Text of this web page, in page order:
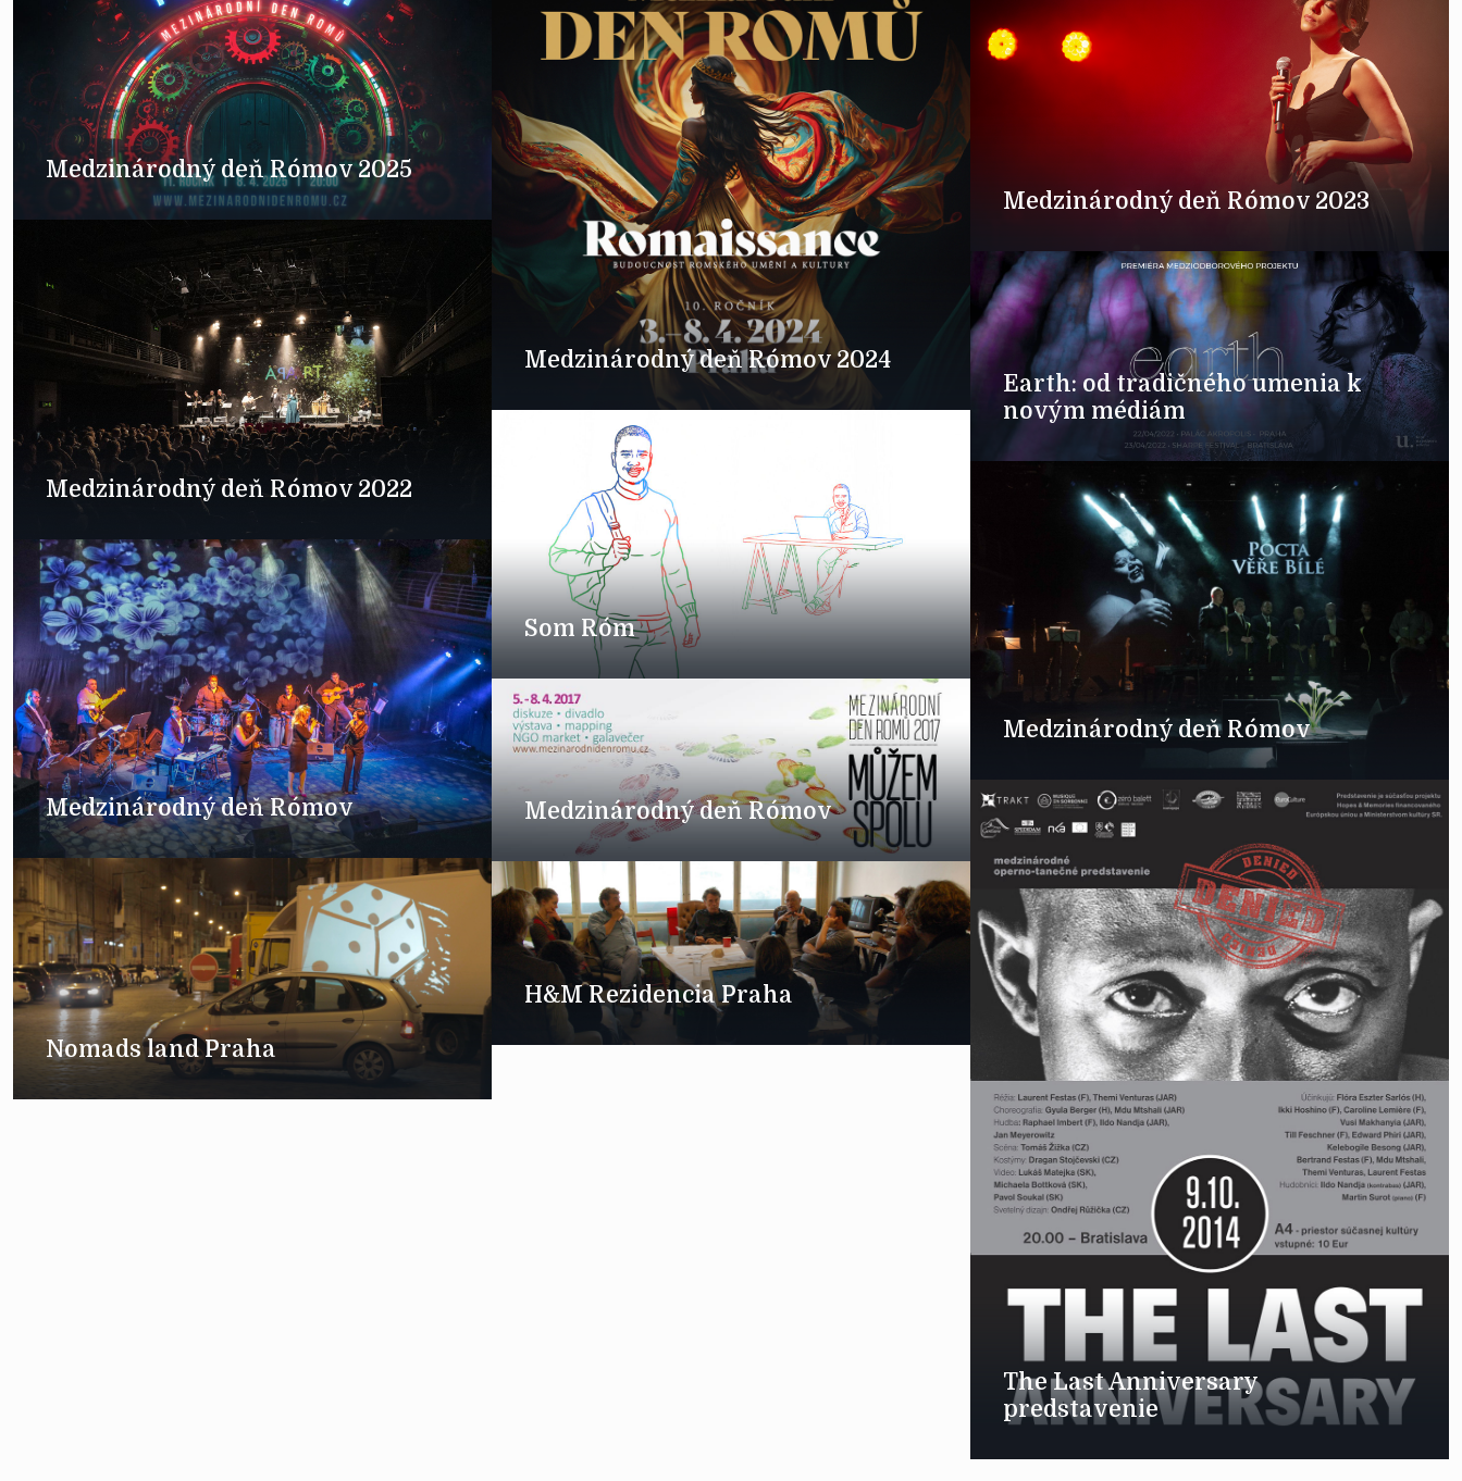
Medzinárodný deň Rómov 2025
Medzinárodný deň Rómov 2024
Medzinárodný deň Rómov 2023
Medzinárodný deň Rómov 2022
Earth: od tradičného umenia k
novým médiám
Som Róm
Medzinárodný deň Rómov
Medzinárodný deň Rómov Medzinárodný deň Rómov
The Last Anniversary
predstavenie
Nomads land Praha
H&M Rezidencia Praha